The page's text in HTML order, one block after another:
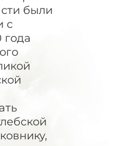
были
с
года